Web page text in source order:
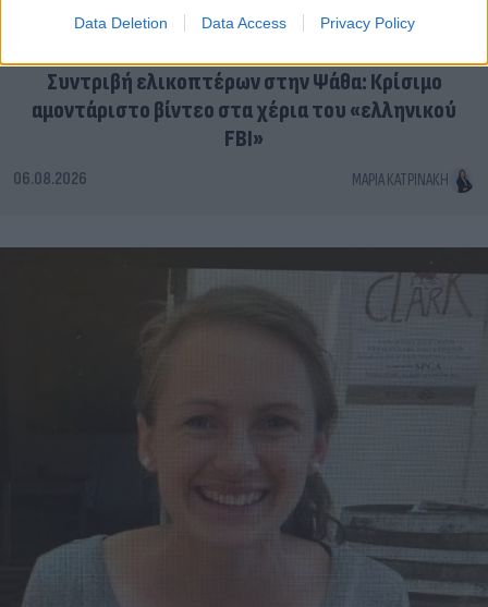
Data Deletion Data Access Privacy Policy
Συντριβή ελικοπτέρων στην Ψάθα: Κρίσιμο
αμοντάριστο βίντεο στα χέρια του «ελληνικού
FBI»
06.08.2026 ΜΑΡΊΑ ΚΑΤΡΙΝΆΚΗ